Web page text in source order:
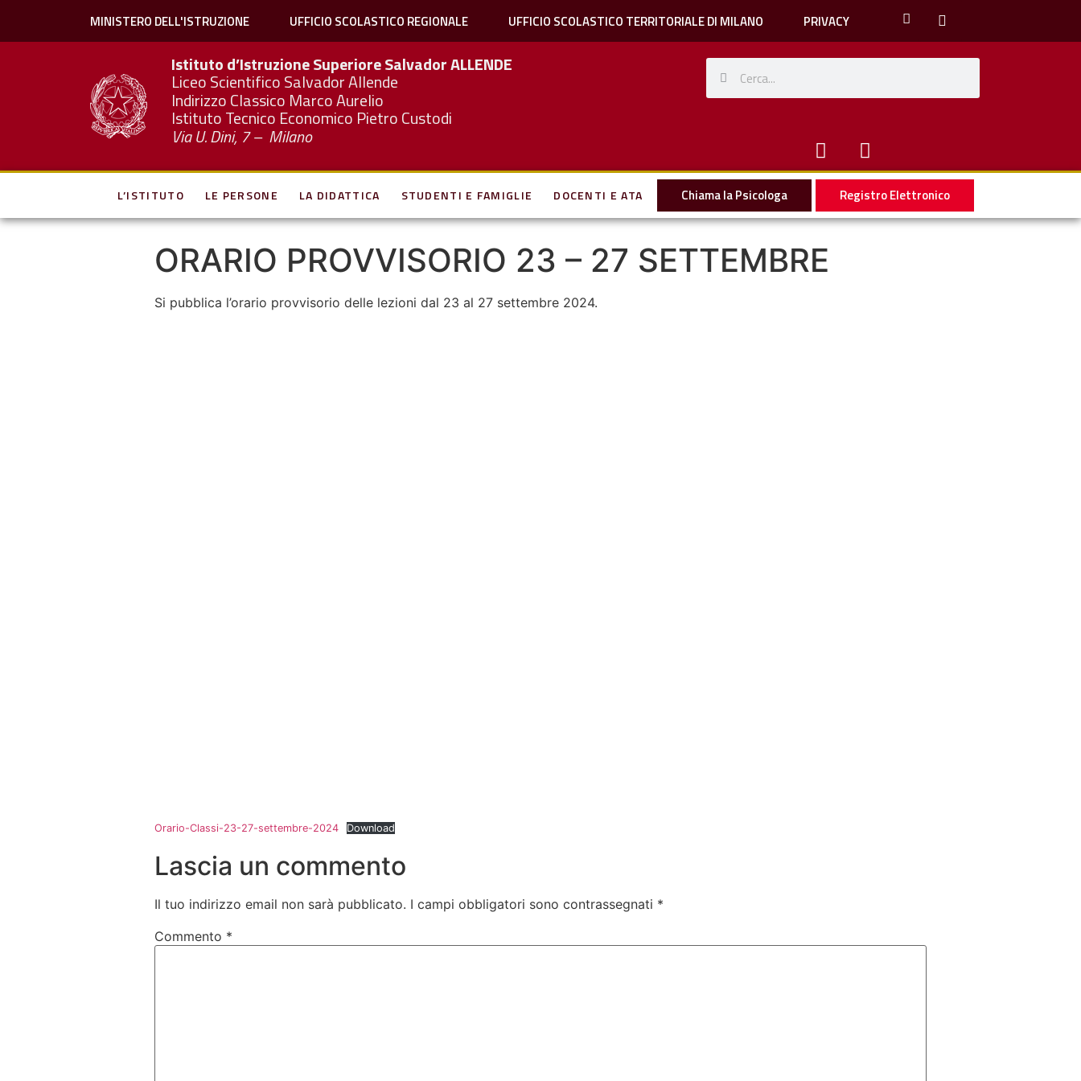
MINISTERO DELL'ISTRUZIONE UFFICIO SCOLASTICO REGIONALE UFFICIO SCOLASTICO TERRITORIALE DI MILANO PRIVACY
Istituto d’Istruzione Superiore SalvadorALLENDE
Liceo Scientifico Salvador Allende
Indirizzo Classico Marco Aurelio
Istituto Tecnico Economico Pietro Custodi
Via U. Dini, 7 – Milano
L’ISTITUTO LE PERSONE LA DIDATTICA STUDENTI E FAMIGLIE DOCENTI E ATA Chiama la Psicologa Registro Elettronico
ORARIO PROVVISORIO 23 – 27 SETTEMBRE
Si pubblica l’orario provvisorio delle lezioni dal 23 al 27 settembre 2024.
Orario-Classi-23-27-settembre-2024 Download
Lascia un commento
Il tuo indirizzo email non sarà pubblicato. I campi obbligatori sono contrassegnati *
Commento *